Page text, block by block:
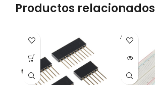
Productos relacionados
A PEDI
DO